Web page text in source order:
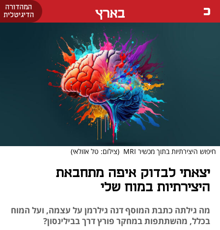
המהדורה
הדיגיטלית
בארץ
חיפוש היצירתיות בתוך מכשיר MRI (צילום: טל אזולאי)
יצאתי לבדוק איפה מתחבאת
היצירתיות במוח שלי
מה גילתה כתבת המוסף דנה גילרמן על עצמה, ועל המוח
בכלל, מהשתתפות במחקר פורץ דרך בבילינסון?